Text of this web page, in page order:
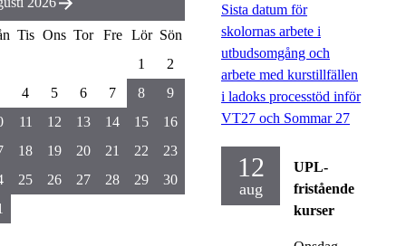
Sista datum för
skolornas arbete i
utbudsomgång och
arbete med kurstillfällen
i ladoks processtöd inför
VT27 och Sommar 27
12
aug
UPL-
fristående
kurser
Tis Ons Tor Fre Lör Sön
1
2
4
5 6 7 8
9
11 12 13 14 15
16
18 19 20 21 22
23
25 26 27 28 29
30